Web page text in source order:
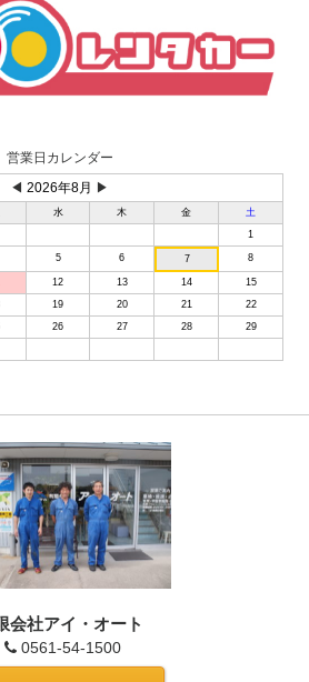
営業日カレンダー
◀ 2026年8月 ▶
水 木 金
土
1
5 6 7 8
12 13 14
15
19 20 21
22
26 27 28
29
会社アイ・オート
0561-54-1500